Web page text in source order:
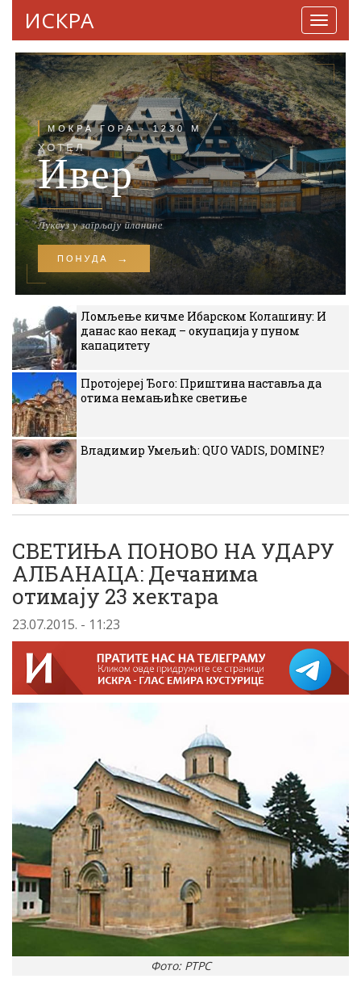
ИСКРА
Ломљење кичме Ибарском Колашину: И
данас као некад – окупација у пуном
капацитету
Протојереј Ђого: Приштина наставља да
отима немањићке светиње
Владимир Умељић: QUO VADIS, DOMINE?
СВЕТИЊА ПОНОВО НА УДАРУ
АЛБАНАЦА: Дечанима
отимају 23 хектара
23.07.2015. - 11:23
Фото: РТРС